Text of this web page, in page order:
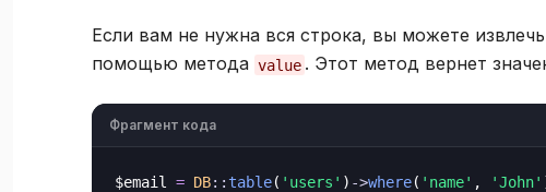
Если вам не нужна вся строка, вы можете
помощью метода value . Этот метод вернет
Фрагмент кода
$email = DB::table( 'users' ) ->where( 'name' , 'John'